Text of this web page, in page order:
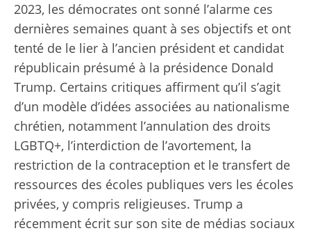
2023, les démocrates ont sonné l’alarme ces
dernières semaines quant à ses objectifs et ont
tenté de le lier à l’ancien président et candidat
républicain présumé à la présidence Donald
Trump. Certains critiques affirment qu’il s’agit
d’un modèle d’idées associées au nationalisme
chrétien, notamment l’annulation des droits
LGBTQ+, l’interdiction de l’avortement, la
restriction de la contraception et le transfert de
ressources des écoles publiques vers les écoles
privées, y compris religieuses. Trump a
récemment écrit sur son site de médias sociaux